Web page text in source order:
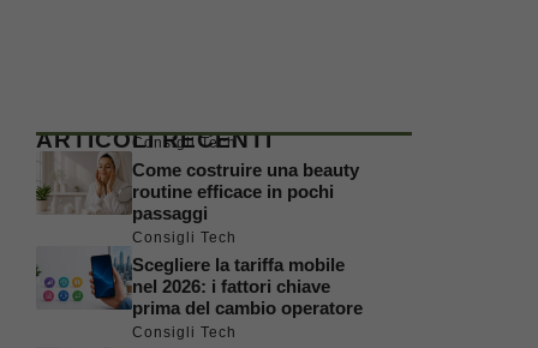
ARTICOLI RECENTI
Consigli Tech
Come costruire una beauty
routine efficace in pochi
passaggi
Consigli Tech
Scegliere la tariffa mobile
nel 2026: i fattori chiave
prima del cambio operatore
Consigli Tech